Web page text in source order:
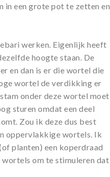
in een grote pot te zetten en
werken. Eigenlijk heeft
hoogte staan. De
en dan is er die wortel die
wortel de verdikking er
onder deze wortel moet
sturen omdat een deel
Zou ik deze dus best
oppervlakkige wortels. Ik
planten) een koperdraad
om te stimuleren dat